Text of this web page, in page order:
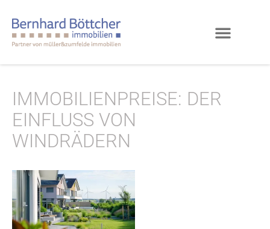
IMMOBILIENPREISE: DER
EINFLUSS VON
WINDRÄDERN